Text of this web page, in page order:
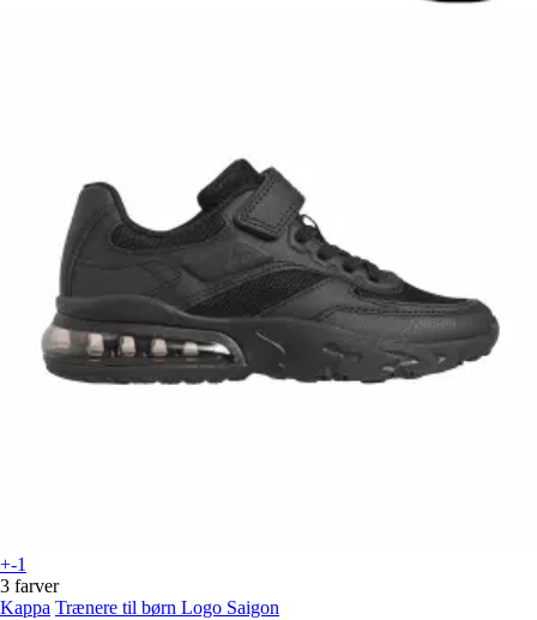
+-1
3 farver
Kappa Trænere til børn Logo Saigon